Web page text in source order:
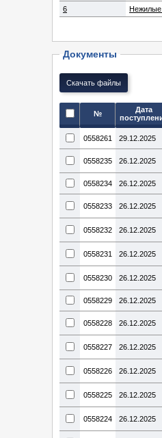
6
Документы
№
Дата
0558261 29.12.2025
0558235 26.12.2025
0558234 26.12.2025
0558233 26.12.2025
0558232 26.12.2025
0558231 26.12.2025
0558230 26.12.2025
0558229 26.12.2025
0558228 26.12.2025
0558227 26.12.2025
0558226 26.12.2025
0558225 26.12.2025
0558224 26.12.2025